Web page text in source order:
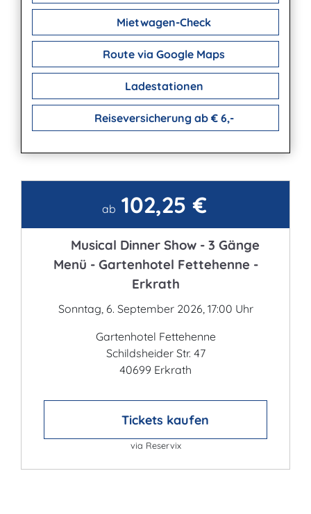
Mietwagen-Check
Route via Google Maps
Ladestationen
Reiseversicherung ab € 6,-
Kontaktab 102,25 €
Musical Dinner Show - 3 Gänge
Menü - Gartenhotel Fettehenne -
Erkrath
Sonntag, 6. September 2026, 17:00 Uhr
Gartenhotel Fettehenne
Schildsheider Str. 47
40699 Erkrath
Tickets kaufen
via Reservix